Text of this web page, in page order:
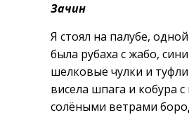
Зачин
Я стоял на палубе,
была рубаха с жабо,
шелковые чулки и
висела шпага и кобура
солёными ветрами